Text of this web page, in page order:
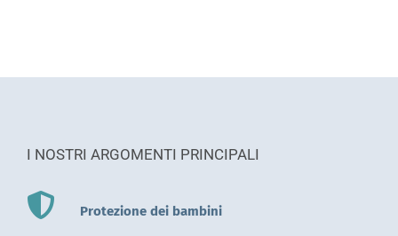
I NOSTRI ARGOMENTI PRINCIPALI
Protezione dei bambini